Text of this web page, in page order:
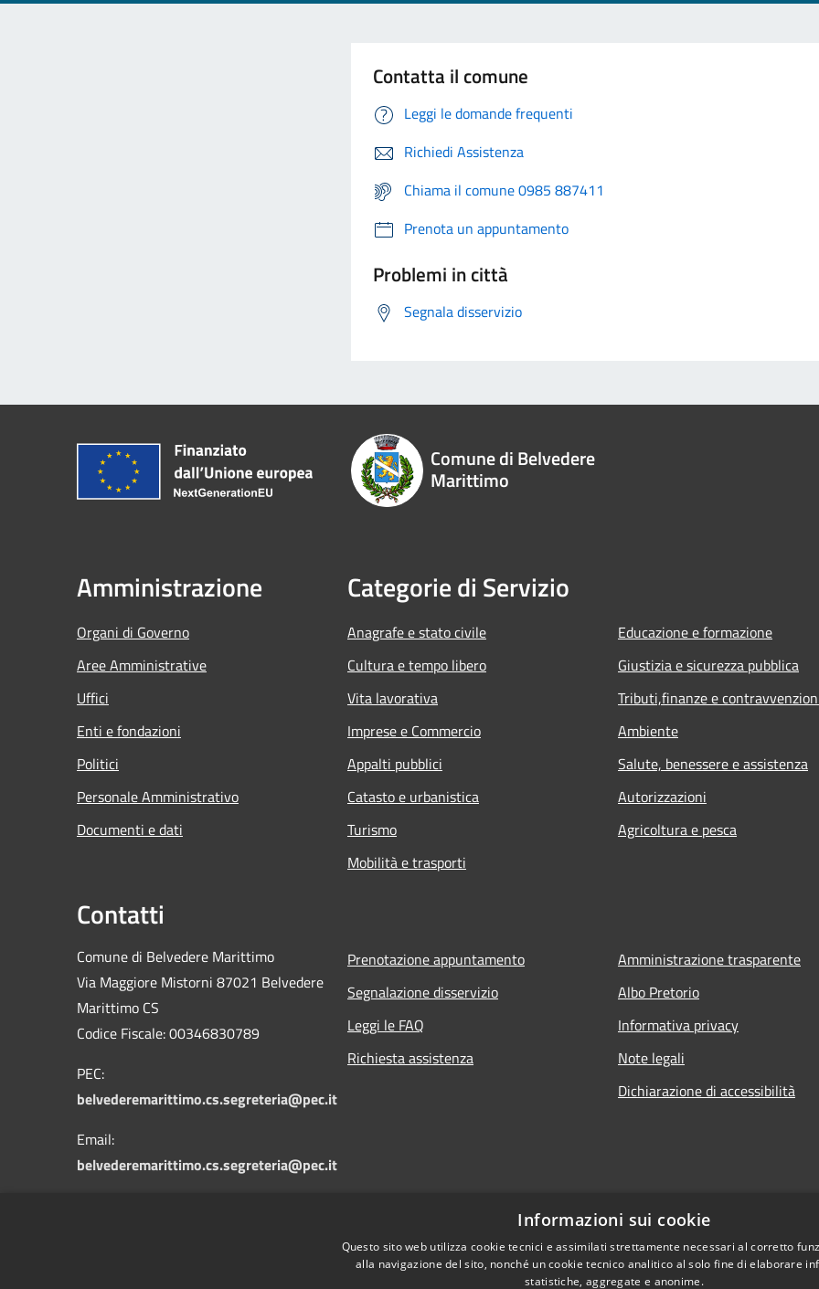
Contatta il comune
Leggi le domande frequenti
Richiedi Assistenza
Chiama il comune 0985 887411
Prenota un appuntamento
Problemi in città
Segnala disservizio
Comune di Belvedere
Marittimo
Amministrazione
Organi di Governo
Aree Amministrative
Uffici
Enti e fondazioni
Politici
Personale Amministrativo
Documenti e dati
Categorie di Servizio
Anagrafe e stato civile
Cultura e tempo libero
Vita lavorativa
Imprese e Commercio
Appalti pubblici
Catasto e urbanistica
Turismo
Mobilità e trasporti
Educazione e formazione
Giustizia e sicurezza pubblica
Tributi,finanze e
Ambiente
Salute, benessere e assistenza
Autorizzazioni
Agricoltura e pesca
Contatti
Comune di Belvedere Marittimo
Via Maggiore Mistorni 87021 Belvedere
Marittimo CS
Codice Fiscale: 00346830789
PEC:
belvederemarittimo.cs.segreteria@pec.it
Email:
belvederemarittimo.cs.segreteria@pec.it
Prenotazione appuntamento
Segnalazione disservizio
Leggi le FAQ
Richiesta assistenza
Amministrazione trasparente
Albo Pretorio
Informativa privacy
Note legali
Dichiarazione di accessibilità
Informazioni sui cookie
Questo sito web utilizza cookie tecnici e assimilati strettamente necessari al corretto
alla navigazione del sito, nonché un cookie tecnico analitico al solo fine di elaborare
statistiche, aggregate e anonime.